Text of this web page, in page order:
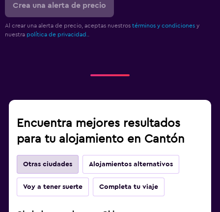
Crea una alerta de precio
Al crear una alerta de precio, aceptas nuestros términos y condiciones y
nuestra política de privacidad.
Encuentra mejores resultados
para tu alojamiento en Cantón
Otras ciudades Alojamientos alternativos
Voy a tener suerte Completa tu viaje